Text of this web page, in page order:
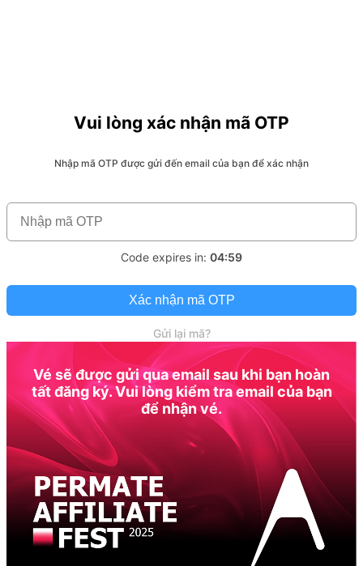
Vui lòng xác nhận mã OTP
Nhập mã OTP được gửi đến email của bạn để xác nhận
Code expires in: 04:59
Xác nhận mã OTP
Gửi lại mã?
Vé sẽ được gửi qua email sau khi bạn hoàn
tất đăng ký. Vui lòng kiểm tra email của bạn
để nhận vé.